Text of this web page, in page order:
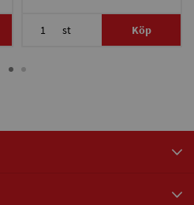
st Köp